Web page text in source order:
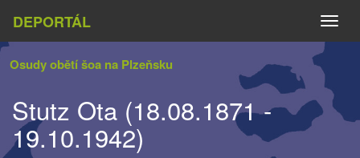
DEPORTÁL
Osudy obětí šoa na Plzeňsku
Stutz Ota (18.08.1871 -
19.10.1942)